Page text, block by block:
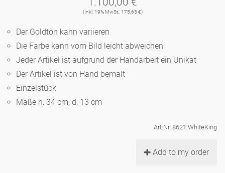
Porzellan
Ozean
klassische Musiker
zeitgenössische Musiker
Kleine Kaffeetasse 'Glam'
Runde Teller - weiß
Ovale Teller - weiß
Noël
Teekanne
Vasen 'de Luxe'
Vasen
Fressnapf
Goldener Käfig
Korb 'de Luxe'
Schalen 'de Luxe'
Hors d'Œvre
Bad
Schnickschnack
Präsentation
Spielen
Figuren
Alices Schachspiel 'de Luxe'
(Inkl. 19% MwSt.: 175,63 €)
Der Goldton kann variieren
Die Farbe kann vom Bild leicht abweichen
Jeder Artikel ist aufgrund der Handarbeit ein Unikat
Der Artikel ist von Hand bemalt
Einzelstück
Maße h: 34 cm, d: 13 cm
Art.Nr. 8621.WhiteKing
Add to my order